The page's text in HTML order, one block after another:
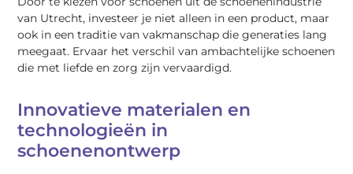
van Utrecht, investeer je niet alleen in een product, maar
ook in een traditie van vakmanschap die generaties lang
meegaat. Ervaar het verschil van ambachtelijke schoenen
die met liefde en zorg zijn vervaardigd.
Innovatieve materialen en
technologieën in
schoenenontwerp